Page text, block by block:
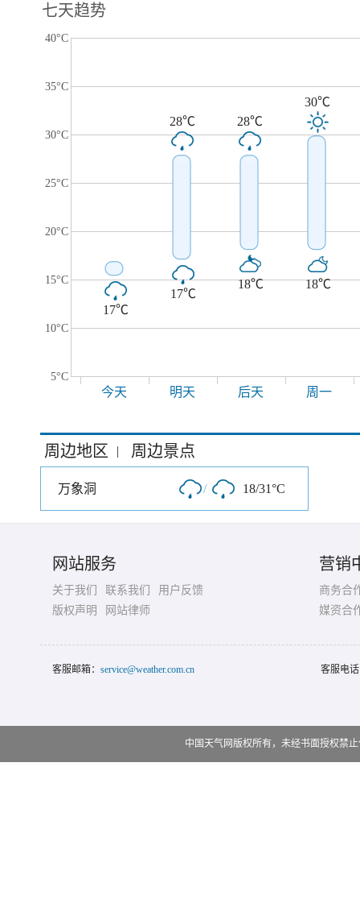
七天趋势
40°C
35°C
30°C
25°C
20°C
15°C
10°C
5°C
17℃
28℃
17℃
28℃
18℃
30℃
18℃
今天 明天 后天 周一
周边地区 | 周边景点
万象洞 / 18/31°C
网站服务
关于我们 联系我们
用户反馈
版权声明
网站律师
营销
商务合
媒资合
客服邮箱： service@weather.com.cn 客服电
中国天气网版权所有，未经书面授权